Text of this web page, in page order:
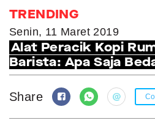
LOCAL GREATNESS
INSPIRING PEOPLE
INSPIRING PRODUCTS
INSPIRING PLACES
INSPIRING COMMUNITIES
TRENDING
Senin, 11 Maret 2019
Alat Peracik Kopi
Barista: Apa Saja
Share